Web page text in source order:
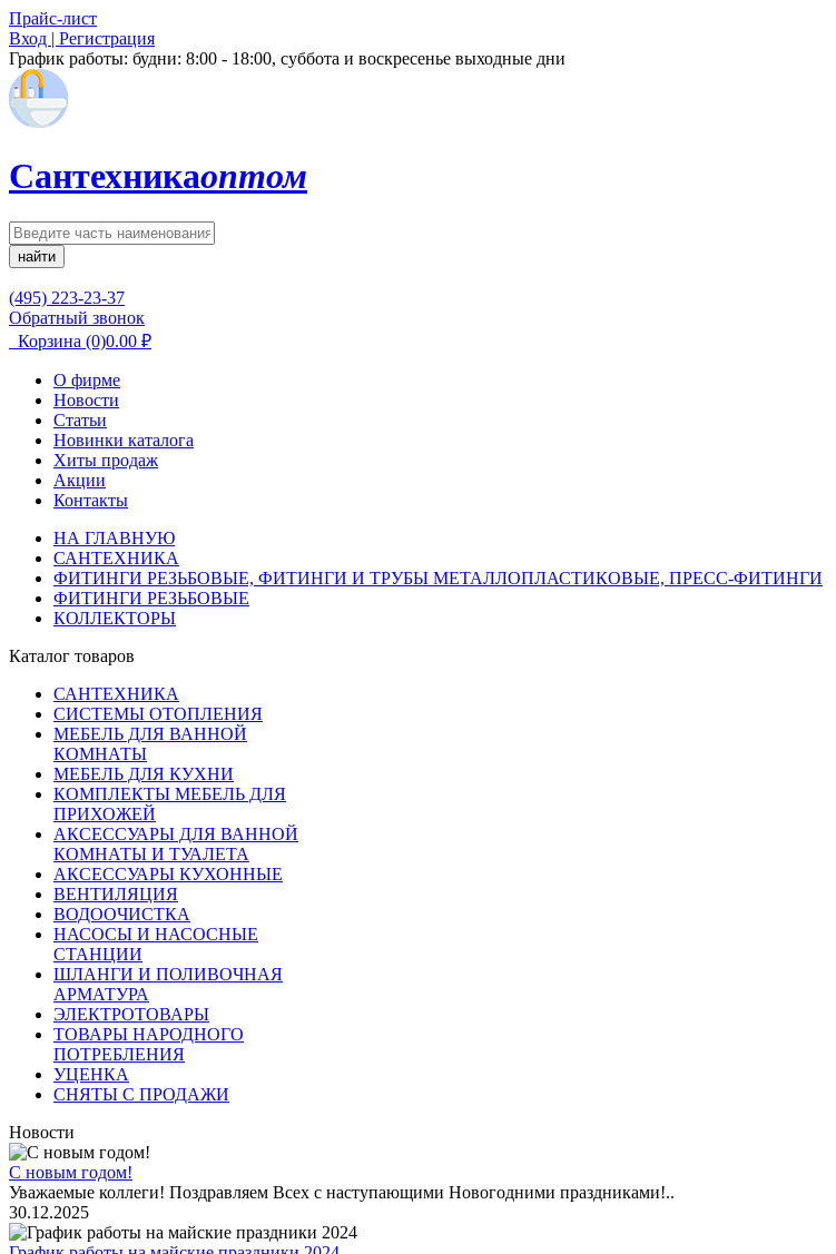
Прайс-лист
Вход | Регистрация
График работы: будни: 8:00 - 18:00, суббота и воскресенье выходные дни
Сантехникаоптом
найти
(495) 223-23-37
Обратный звонок
Корзина (0)0.00 ₽
О фирме
Новости
Статьи
Новинки каталога
Хиты продаж
Акции
Контакты
НА ГЛАВНУЮ
САНТЕХНИКА
ФИТИНГИ РЕЗЬБОВЫЕ, ФИТИНГИ И ТРУБЫ МЕТАЛЛОПЛАСТИКОВЫЕ, ПРЕСС-ФИТИНГИ
ФИТИНГИ РЕЗЬБОВЫЕ
КОЛЛЕКТОРЫ
Каталог товаров
САНТЕХНИКА
СИСТЕМЫ ОТОПЛЕНИЯ
МЕБЕЛЬ ДЛЯ ВАННОЙ
КОМНАТЫ
МЕБЕЛЬ ДЛЯ КУХНИ
КОМПЛЕКТЫ МЕБЕЛЬ ДЛЯ
ПРИХОЖЕЙ
АКСЕССУАРЫ ДЛЯ ВАННОЙ
КОМНАТЫ И ТУАЛЕТА
АКСЕССУАРЫ КУХОННЫЕ
ВЕНТИЛЯЦИЯ
ВОДООЧИСТКА
НАСОСЫ И НАСОСНЫЕ
СТАНЦИИ
ШЛАНГИ И ПОЛИВОЧНАЯ
АРМАТУРА
ЭЛЕКТРОТОВАРЫ
ТОВАРЫ НАРОДНОГО
ПОТРЕБЛЕНИЯ
УЦЕНКА
СНЯТЫ С ПРОДАЖИ
Новости
С новым годом!
Уважаемые коллеги! Поздравляем Всех с наступающими Новогодними праздниками!..
30.12.2025